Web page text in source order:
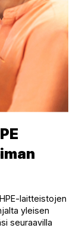
laitteistojen
yleisen
seuraavilla